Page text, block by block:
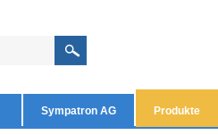
Sympatron AG Produkte